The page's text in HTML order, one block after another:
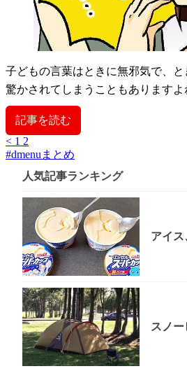
子どもの言葉はときに無邪気で、
驚かされてしまうこともあります
記事を読む
< 1 2
#dmenuまとめ
人気記事ランキング
アイ
スノ